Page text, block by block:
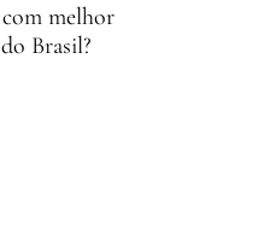
com melhor
Brasil?